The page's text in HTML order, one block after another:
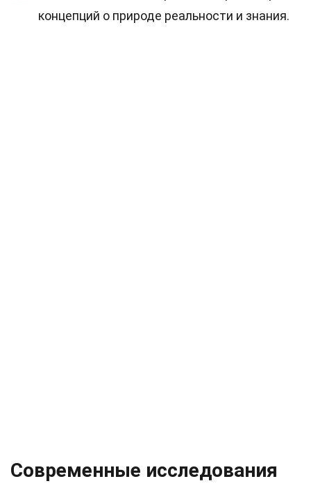
концепций о природе реальности и знания.
Современные исследования